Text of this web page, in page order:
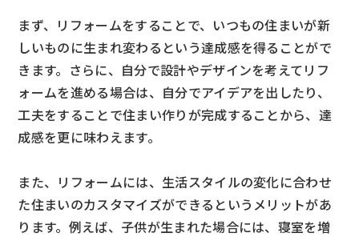
まず、リフォームをすることで、いつもの住まいが新
しいものに生まれ変わるという達成感を得ることがで
きます。さらに、自分で設計やデザインを考えてリフ
ォームを進める場合は、自分でアイデアを出したり、
工夫をすることで住まい作りが完成することから、達
成感を更に味わえます。
また、リフォームには、生活スタイルの変化に合わせ
た住まいのカスタマイズができるというメリットがあ
ります。例えば、子供が生まれた場合には、寝室を増